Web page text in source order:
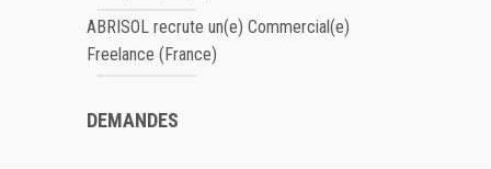
ABRISOL recrute un(e) Commercial(e)
Freelance (France)
DEMANDES